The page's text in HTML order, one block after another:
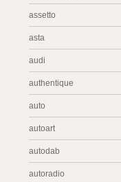
assetto
asta
audi
authentique
auto
autoart
autodab
autoradio